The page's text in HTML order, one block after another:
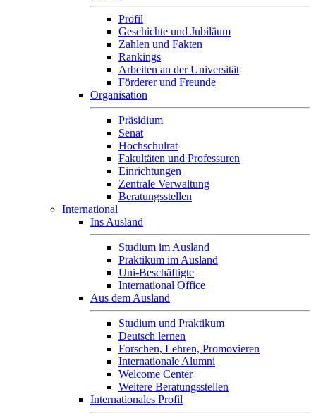
Profil
Geschichte und Jubiläum
Zahlen und Fakten
Rankings
Arbeiten an der Universität
Förderer und Freunde
Organisation
Präsidium
Senat
Hochschulrat
Fakultäten und Professuren
Einrichtungen
Zentrale Verwaltung
Beratungsstellen
International
Ins Ausland
Studium im Ausland
Praktikum im Ausland
Uni-Beschäftigte
International Office
Aus dem Ausland
Studium und Praktikum
Deutsch lernen
Forschen, Lehren, Promovieren
Internationale Alumni
Welcome Center
Weitere Beratungsstellen
Internationales Profil